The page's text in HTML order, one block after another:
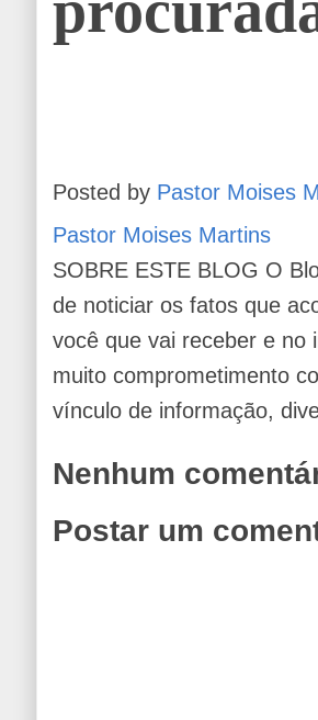
Posted by Pastor Moises
Pastor Moises Martins
SOBRE ESTE BLOG O
de noticiar os fatos que
você que vai receber e no
muito comprometimento
vínculo de informação,
Nenhum
Postar um